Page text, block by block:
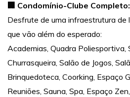
🏢 Condomínio-Clube Completo:
Desfrute de uma infraestrutura de
que vão além do esperado:
Academias, Quadra Poliesportiva,
Churrasqueira, Salão de Jogos,
Brinquedoteca, Coorking, Espaço
Reuniões, Sauna, Spa, Espaço